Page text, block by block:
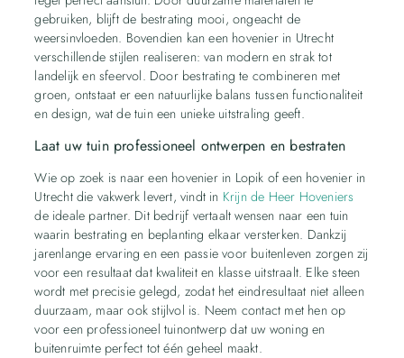
gebruiken, blijft de bestrating mooi, ongeacht de
weersinvloeden. Bovendien kan een hovenier in Utrecht
verschillende stijlen realiseren: van modern en strak tot
landelijk en sfeervol. Door bestrating te combineren met
groen, ontstaat er een natuurlijke balans tussen functionaliteit
en design, wat de tuin een unieke uitstraling geeft.
Laat uw tuin professioneel ontwerpen en bestraten
Wie op zoek is naar een hovenier in Lopik of een hovenier in
Utrecht die vakwerk levert, vindt in Krijn de Heer Hoveniers
de ideale partner. Dit bedrijf vertaalt wensen naar een tuin
waarin bestrating en beplanting elkaar versterken. Dankzij
jarenlange ervaring en een passie voor buitenleven zorgen zij
voor een resultaat dat kwaliteit en klasse uitstraalt. Elke steen
wordt met precisie gelegd, zodat het eindresultaat niet alleen
duurzaam, maar ook stijlvol is. Neem contact met hen op
voor een professioneel tuinontwerp dat uw woning en
buitenruimte perfect tot één geheel maakt.